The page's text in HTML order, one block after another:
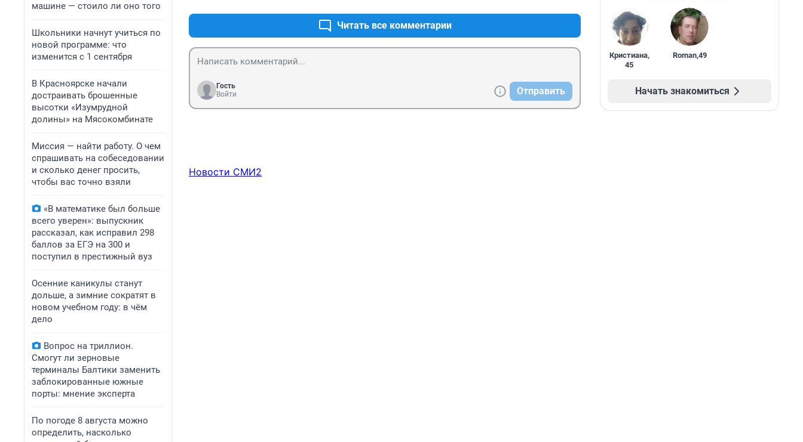
машине — стоило ли оно того
Школьники начнут учиться по
новой программе: что
изменится с 1 сентября
В Красноярске начали
достраивать брошенные
высотки «Изумрудной
долины» на Мясокомбинате
Миссия — найти работу. О чем
спрашивать на собеседовании
и сколько денег просить,
чтобы вас точно взяли
«В математике был больше
всего уверен»: выпускник
рассказал, как исправил 298
баллов за ЕГЭ на 300 и
поступил в престижный вуз
Осенние каникулы станут
дольше, а зимние сократят в
новом учебном году: в чём
дело
Вопрос на триллион.
Смогут ли зерновые
терминалы Балтики заменить
заблокированные южные
порты: мнение эксперта
По погоде 8 августа можно
определить, насколько
Читать все комментарии
Гость
Войти
Отправить
Новости СМИ2
Кристиана,
45
Roman,49
Начать знакомиться